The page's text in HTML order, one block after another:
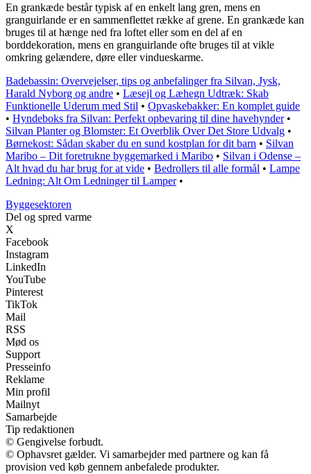
En grankæde består typisk af en enkelt lang gren, mens en
granguirlande er en sammenflettet række af grene. En grankæde kan
bruges til at hænge ned fra loftet eller som en del af en
borddekoration, mens en granguirlande ofte bruges til at vikle
omkring gelændere, døre eller vindueskarme.
Badebassin: Overvejelser, tips og anbefalinger fra Silvan, Jysk,
Harald Nyborg og andre • Læsejl og Læhegn Udtræk: Skab
Funktionelle Uderum med Stil • Opvaskebakker: En komplet guide
• Hyndeboks fra Silvan: Perfekt opbevaring til dine havehynder•
Silvan Planter og Blomster: Et Overblik Over Det Store Udvalg •
Børnekost: Sådan skaber du en sund kostplan for dit barn • Silvan
Maribo – Dit foretrukne byggemarked i Maribo • Silvan i Odense –
Alt hvad du har brug for at vide • Bedrollers til alle formål • Lampe
Ledning: Alt Om Ledninger til Lamper•
Byggesektoren
Del og spred varme
X
Facebook
Instagram
LinkedIn
YouTube
Pinterest
TikTok
Mail
RSS
Mød os
Support
Presseinfo
Reklame
Min profil
Mailnyt
Samarbejde
Tip redaktionen
© Gengivelse forbudt.
© Ophavsret gælder. Vi samarbejder med partnere og kan få
provision ved køb gennem anbefalede produkter.